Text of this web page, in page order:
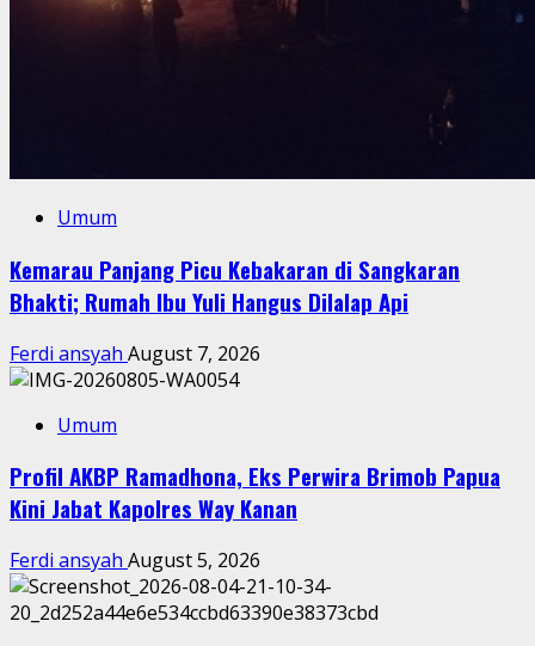
Umum
Kemarau Panjang Picu Kebakaran di Sangkaran
Bhakti; Rumah Ibu Yuli Hangus Dilalap Api
Ferdi ansyah August 7, 2026
Umum
Profil AKBP Ramadhona, Eks Perwira Brimob Papua
Kini Jabat Kapolres Way Kanan
Ferdi ansyah August 5, 2026